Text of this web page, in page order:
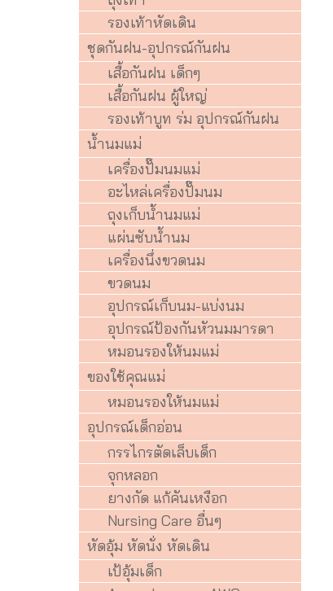
รองเท้าหัดเดิน
ชุดกันฝน-อุปกรณ์กันฝน
เสื้อกันฝน เด็กๆ
เสื้อกันฝน ผู้ใหญ่
รองเท้าบูท ร่ม อุปกรณ์กันฝน
น้ำนมแม่
เครื่องปั๊มนมแม่
อะไหล่เครื่องปั๊มนม
ถุงเก็บน้ำนมแม่
แผ่นซับน้ำนม
เครื่องนึ่งขวดนม
ขวดนม
อุปกรณ์เก็บนม-แบ่งนม
อุปกรณ์ป้องกันหัวนมมารดา
หมอนรองให้นมแม่
ของใช้คุณแม่
หมอนรองให้นมแม่
อุปกรณ์เด็กอ่อน
กรรไกรตัดเล็บเด็ก
จุกหลอก
ยางกัด แก้คันเหงือก
Nursing Care อื่นๆ
หัดอุ้ม หัดนั่ง หัดเดิน
เป้อุ้มเด็ก